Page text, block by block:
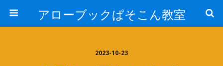
アローブックぱそこん教室
2023-10-23